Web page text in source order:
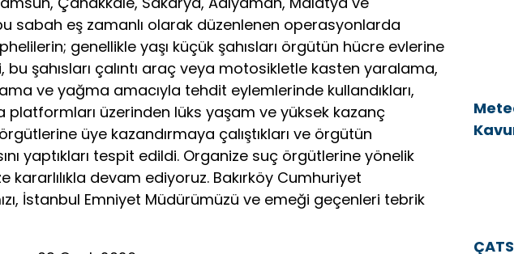
sabah eş zamanlı olarak düzenlenen operasyonlarda
genellikle yaşı küçük şahısları örgütün hücre evlerine
bu şahısları çalıntı araç veya motosikletle kasten yaralama,
ve yağma amacıyla tehdit eylemlerinde kullandıkları,
platformları üzerinden lüks yaşam ve yüksek kazanç
üye kazandırmaya çalıştıkları ve örgütün
yaptıkları tespit edildi. Organize suç örgütlerine yönelik
kararlılıkla devam ediyoruz. Bakırköy Cumhuriyet
İstanbul Emniyet Müdürümüzü ve emeği geçenleri tebrik